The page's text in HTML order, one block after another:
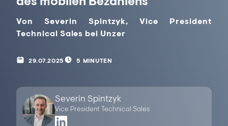
Von Severin Spintzyk, Vice President
Technical Sales bei Unzer
29.07.2025 5 MINUTEN
Severin Spintzyk
Vice President Technical Sales